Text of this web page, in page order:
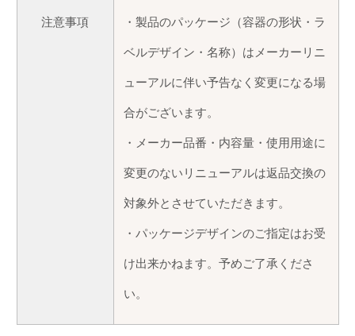
注意事項
・製品のパッケージ（容器の形状・ラ
ベルデザイン・名称）はメーカーリニ
ューアルに伴い予告なく変更になる場
合がございます。
・メーカー品番・内容量・使用用途に
変更のないリニューアルは返品交換の
対象外とさせていただきます。
・パッケージデザインのご指定はお受
け出来かねます。予めご了承くださ
い。